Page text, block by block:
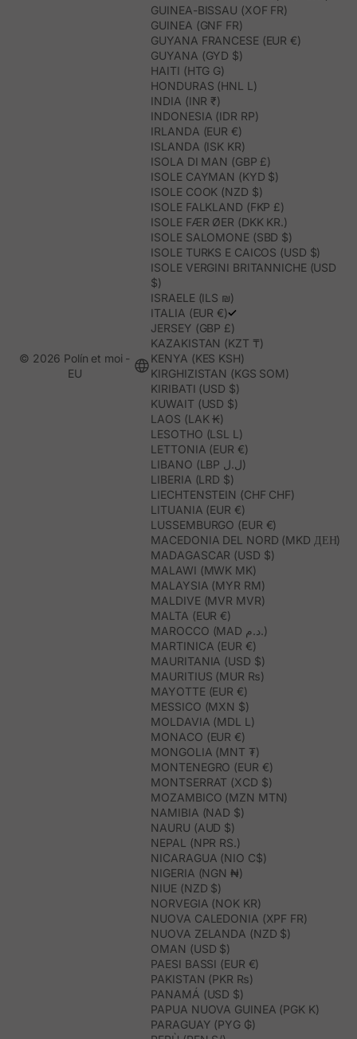
GUINEA-BISSAU (XOF FR)
GUINEA (GNF FR)
GUYANA FRANCESE (EUR €)
GUYANA (GYD $)
HAITI (HTG G)
HONDURAS (HNL L)
INDIA (INR ₹)
INDONESIA (IDR RP)
IRLANDA (EUR €)
ISLANDA (ISK KR)
ISOLA DI MAN (GBP £)
ISOLE CAYMAN (KYD $)
ISOLE COOK (NZD $)
ISOLE FALKLAND (FKP £)
ISOLE FÆR ØER (DKK KR.)
ISOLE SALOMONE (SBD $)
ISOLE TURKS E CAICOS (USD $)
ISOLE VERGINI BRITANNICHE (USD
$)
ISRAELE (ILS ₪)
ITALIA (EUR €)
JERSEY (GBP £)
KAZAKISTAN (KZT ₸)
KENYA (KES KSH)
KIRGHIZISTAN (KGS SOM)
KIRIBATI (USD $)
KUWAIT (USD $)
LAOS (LAK ₭)
LESOTHO (LSL L)
LETTONIA (EUR €)
LIBANO (LBP ل.ل)
LIBERIA (LRD $)
LIECHTENSTEIN (CHF CHF)
LITUANIA (EUR €)
LUSSEMBURGO (EUR €)
MACEDONIA DEL NORD (MKD ДЕН)
MADAGASCAR (USD $)
MALAWI (MWK MK)
MALAYSIA (MYR RM)
MALDIVE (MVR MVR)
MALTA (EUR €)
MAROCCO (MAD د.م.)
MARTINICA (EUR €)
MAURITANIA (USD $)
MAURITIUS (MUR ₨)
MAYOTTE (EUR €)
MESSICO (MXN $)
MOLDAVIA (MDL L)
MONACO (EUR €)
MONGOLIA (MNT ₮)
MONTENEGRO (EUR €)
MONTSERRAT (XCD $)
MOZAMBICO (MZN MTN)
NAMIBIA (NAD $)
NAURU (AUD $)
NEPAL (NPR RS.)
NICARAGUA (NIO C$)
NIGERIA (NGN ₦)
NIUE (NZD $)
NORVEGIA (NOK KR)
NUOVA CALEDONIA (XPF FR)
NUOVA ZELANDA (NZD $)
OMAN (USD $)
PAESI BASSI (EUR €)
PAKISTAN (PKR ₨)
PANAMÁ (USD $)
PAPUA NUOVA GUINEA (PGK K)
PARAGUAY (PYG ₲)
© 2026 Polín et moi -
EU